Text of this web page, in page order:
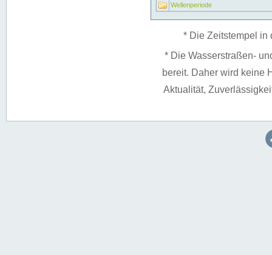
Wellenperiode
* Die Zeitstempel in
* Die Wasserstraßen-
bereit. Daher wird keine
Aktualität,